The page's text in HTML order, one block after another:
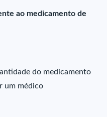
ao medicamento de
do medicamento
um médico